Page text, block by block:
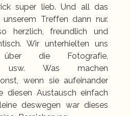
super lieb. Und all das
Treffen dann nur.
herzlich, freundlich und
Wir unterhielten uns
die Fotografie,
usw. Was machen
wenn sie aufeinander
diesen Austausch einfach
deswegen war dieses